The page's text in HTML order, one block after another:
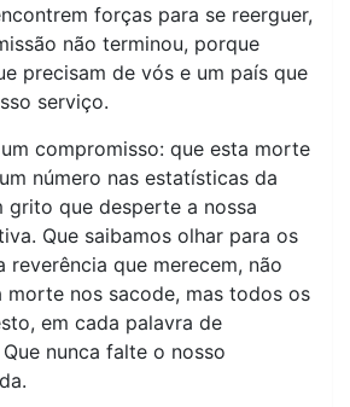
forças para se reerguer,
não terminou, porque
precisam de vós e um país que
serviço.
compromisso: que esta morte
número nas estatísticas da
grito que desperte a nossa
Que saibamos olhar para os
reverência que merecem, não
morte nos sacode, mas todos os
em cada palavra de
nunca falte o nosso